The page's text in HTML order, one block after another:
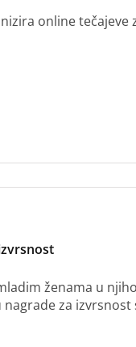
online
ženama u
za